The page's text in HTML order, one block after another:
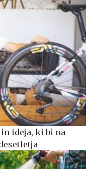
ideja, ki bi na